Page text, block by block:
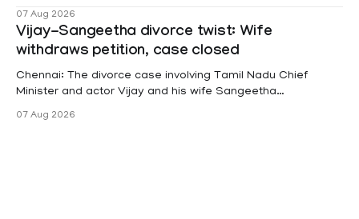
female contractual staff employed in government-funded
projects are eligible for paid medical leave following
hysterectomy surgery under the Kerala Service Rules
(KSR). The court noted that since essential benefits like
maternity
07 Aug 2026
Vijay-Sangeetha divorce twist: Wife
withdraws petition, case closed
Chennai: The divorce case involving Tamil Nadu Chief
Minister and actor Vijay and his wife Sangeetha
Sowrnalingam has taken a new turn after Sangeetha
Sowrnalingam has taken a new turn after Sangeetha
07 Aug 2026